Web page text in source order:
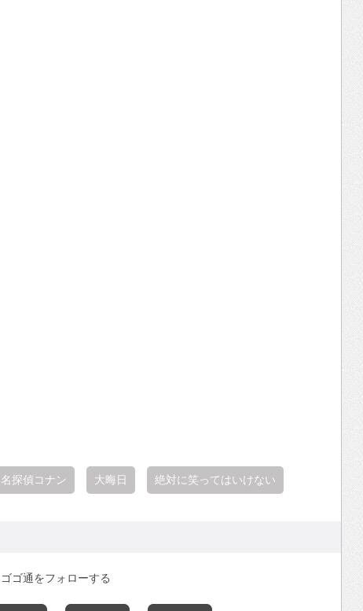
名探偵コナン 大晦日 絶対に笑ってはいけない
ゴゴ通をフォローする